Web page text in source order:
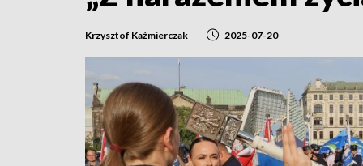
Krzysztof Kaźmierczak 2025-07-20